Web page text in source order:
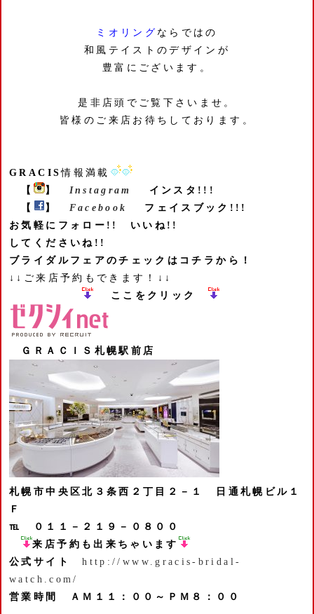
ミオリング ならではの
和風テイストのデザインが
豊富にございます。
是非店頭でご覧下さいませ。
皆様のご来店お待ちしております。
GRACIS情報満載
【
】 Instagram
インスタ!!!
【
】 Facebook
フェイスブック!!!
お気軽にフォロー!! いいね!!
してくださいね!!
ブライダルフェアのチェックはコチラから！
↓↓ご来店予約もできます！↓↓
ここをクリック
ＧＲＡＣＩＳ札幌駅前店
札幌市中央区北３条西２丁目２－１
日通札幌ビル１
Ｆ
℡ ０１１－２１９－０８００
来店予約も出来ちゃいます
公式サイト
http://www.gracis-bridal-
watch.com/
営業時間 ＡＭ１１：００～ＰＭ８：００